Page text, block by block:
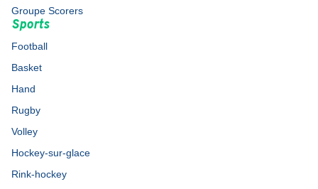
Groupe Scorers
Sports
Football
Basket
Hand
Rugby
Volley
Hockey-sur-glace
Rink-hockey